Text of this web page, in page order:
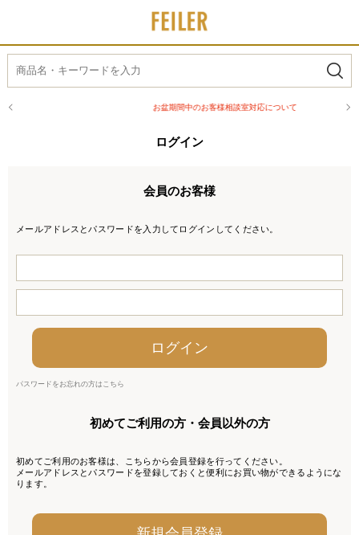
お盆期間中のお客様相談室対応について
ログイン
会員のお客様
メールアドレスとパスワードを入力してログインしてください。
パスワードをお忘れの方はこちら
初めてご利用の方・会員以外の方
初めてご利用のお客様は、こちらから会員登録を行ってください。
メールアドレスとパスワードを登録しておくと便利にお買い物ができるようにな
ります。